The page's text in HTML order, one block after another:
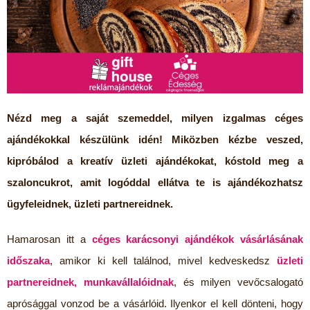
Nézd meg a saját szemeddel, milyen izgalmas céges
ajándékokkal készülünk idén! Miközben kézbe veszed,
kipróbálod a kreatív üzleti ajándékokat, kóstold meg a
szaloncukrot, amit logóddal ellátva te is ajándékozhatsz
ügyfeleidnek, üzleti partnereidnek.
Hamarosan itt a céges karácsonyi ajándékok vásárlásának
időszaka, amikor ki kell találnod, mivel kedveskedsz üzleti
partnereidnek, munkavállalóidnak, és milyen vevőcsalogató
aprósággal vonzod be a vásárlóid. Ilyenkor el kell dönteni, hogy